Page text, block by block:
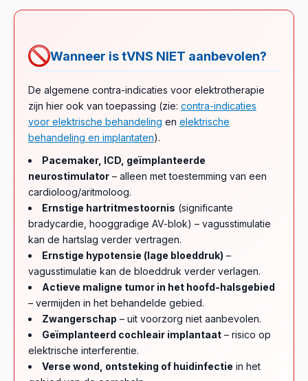
Wanneer is tVNS NIET aanbevolen?
De algemene contra-indicaties voor elektrotherapie
zijn hier ook van toepassing (zie: contra-indicaties
voor elektrische behandeling en elektrische
behandeling en implantaten).
Pacemaker, ICD, geïmplanteerde
neurostimulator – alleen met toestemming van een
cardioloog/aritmoloog.
Ernstige hartritmestoornis (significante
bradycardie, hooggradige AV-blok) – vagusstimulatie
kan de hartslag verder vertragen.
Ernstige hypotensie (lage bloeddruk) –
vagusstimulatie kan de bloeddruk verder verlagen.
Actieve maligne tumor in het hoofd-halsgebied
– vermijden in het behandelde gebied.
Zwangerschap – uit voorzorg niet aanbevolen.
Geïmplanteerd cochleair implantaat – risico op
elektrische interferentie.
Verse wond, ontsteking of huidinfectie in het